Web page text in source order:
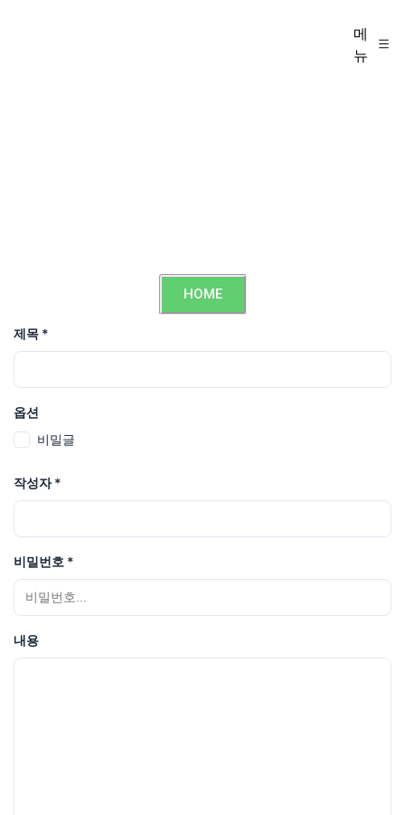
메
뉴
HOME
제목 *
옵션
비밀글
작성자 *
비밀번호 *
내용